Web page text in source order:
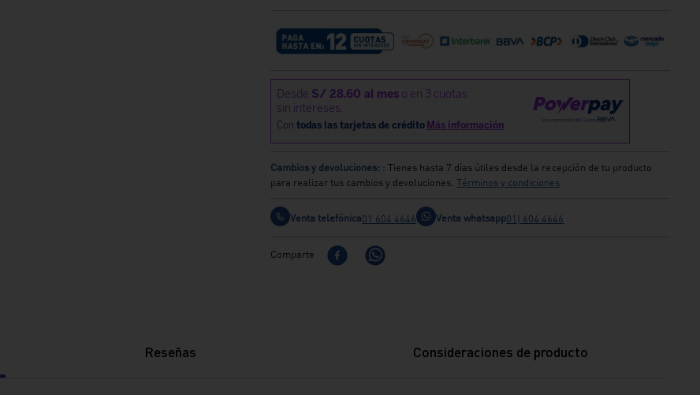
Cambios y devoluciones: : Tienes hasta 7 días útiles desde la recepción de tu producto
para realizar tus cambios y devoluciones.Términos y condiciones
Venta telefónica01 604 4646 Venta whatsapp01) 604 4646
Comparte
Reseñas Consideraciones de producto